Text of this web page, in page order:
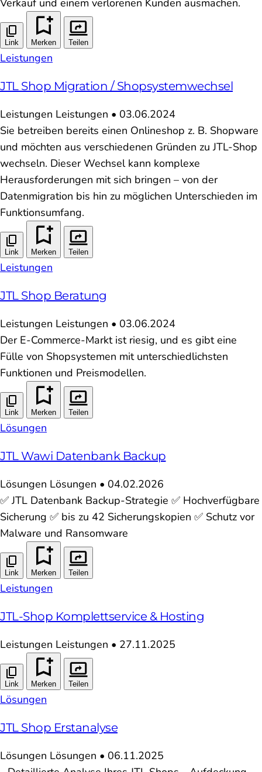
Verkauf und einem verlorenen Kunden ausmachen.
Link Merken Teilen
Leistungen
JTL Shop Migration / Shopsystemwechsel
Leistungen Leistungen • 03.06.2024
Sie betreiben bereits einen Onlineshop z. B. Shopware
und möchten aus verschiedenen Gründen zu JTL-Shop
wechseln. Dieser Wechsel kann komplexe
Herausforderungen mit sich bringen – von der
Datenmigration bis hin zu möglichen Unterschieden im
Funktionsumfang.
Link Merken Teilen
Leistungen
JTL Shop Beratung
Leistungen Leistungen • 03.06.2024
Der E-Commerce-Markt ist riesig, und es gibt eine
Fülle von Shopsystemen mit unterschiedlichsten
Funktionen und Preismodellen.
Link Merken Teilen
Lösungen
JTL Wawi Datenbank Backup
Lösungen Lösungen • 04.02.2026
✅ JTL Datenbank Backup-Strategie ✅ Hochverfügbare
Sicherung ✅ bis zu 42 Sicherungskopien ✅ Schutz vor
Malware und Ransomware
Link Merken Teilen
Leistungen
JTL-Shop Komplettservice & Hosting
Leistungen Leistungen • 27.11.2025
Link Merken Teilen
Lösungen
JTL Shop Erstanalyse
Lösungen Lösungen • 06.11.2025